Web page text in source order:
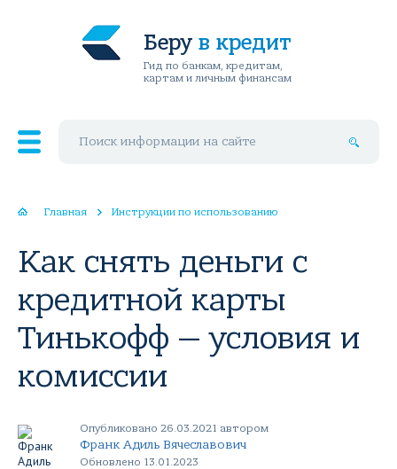
Беру в кредит
Гид по банкам, кредитам,
картам и личным финансам
Главная Инструкции по использованию
Как снять деньги с
кредитной карты
Тинькофф — условия и
комиссии
Опубликовано 26.03.2021 автором
Франк Адиль Вячеславович
Обновлено 13.01.2023